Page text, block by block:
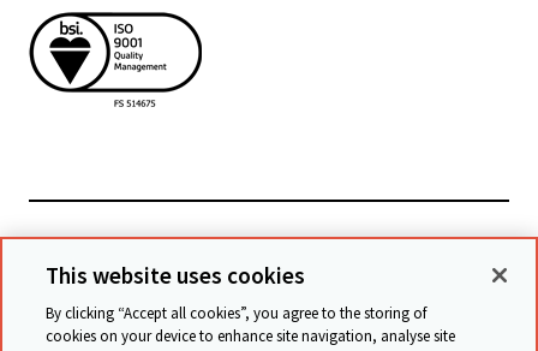
Powiązane witryny
This website uses cookies
By clicking “Accept all cookies”, you agree to the storing of
cookies on your device to enhance site navigation, analyse site